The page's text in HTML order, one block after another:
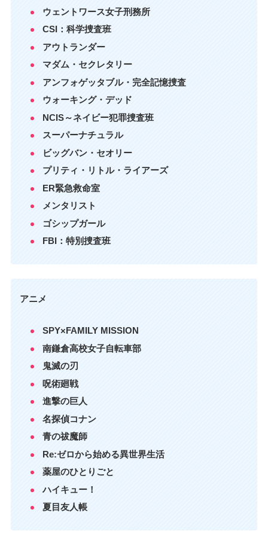
ウェントワース女子刑務所
CSI：科学捜査班
アウトランダー
マダム・セクレタリー
アンフォゲッタブル・完全記憶捜査
ウォーキング・デッド
NCIS～ネイビー犯罪捜査班
スーパーナチュラル
ビッグバン・セオリー
プリティ・リトル・ライアーズ
ER緊急救命室
メンタリスト
ゴシップガール
FBI：特別捜査班
アニメ
SPY×FAMILY MISSION
南鎌倉高校女子自転車部
鬼滅の刃
呪術廻戦
進撃の巨人
名探偵コナン
青の祓魔師
Re:ゼロから始める異世界生活
薬屋のひとりごと
ハイキュー！
夏目友人帳